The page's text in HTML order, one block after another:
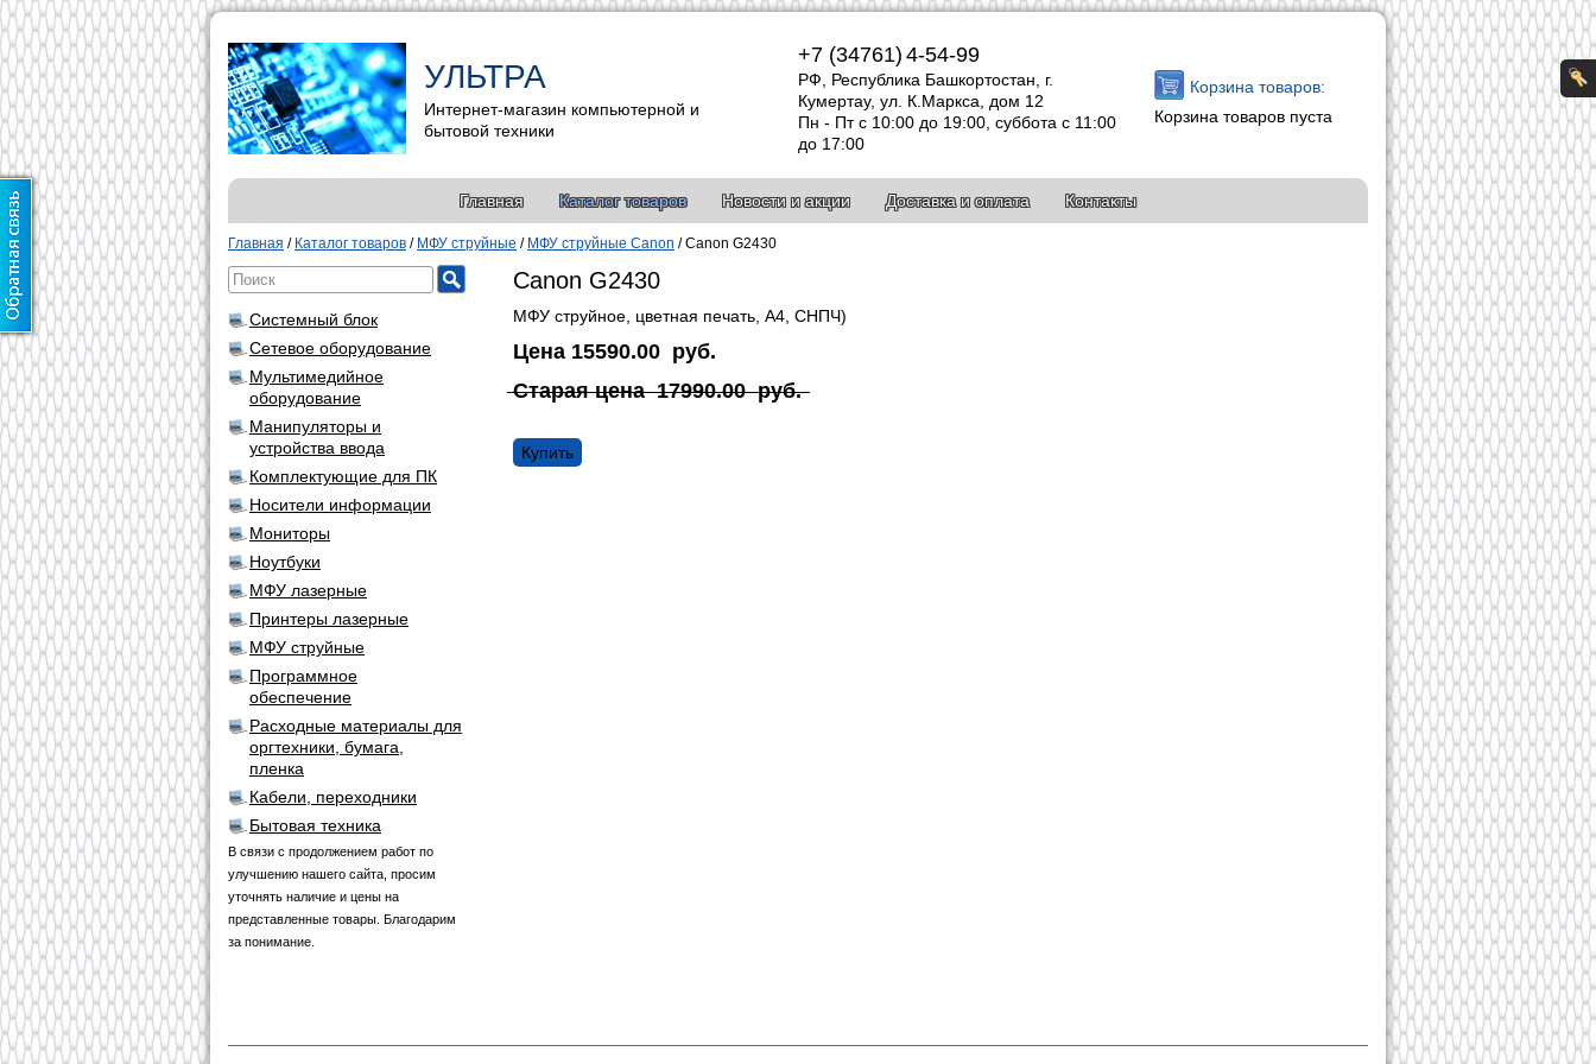
УЛЬТРА
Интернет-магазин компьютерной и
бытовой техники
+7 (34761) 4-54-99
РФ, Республика Башкортостан, г.
Кумертау, ул. К.Маркса, дом 12
Пн - Пт с 10:00 до 19:00, суббота с 11:00
до 17:00
Корзина товаров:
Корзина товаров пуста
Главная Каталог товаров Новости и акции Доставка и оплата Контакты
Главная / Каталог товаров / МФУ струйные / МФУ струйные Canon / Canon G2430
Системный блок
Сетевое оборудование
Мультимедийное
оборудование
Манипуляторы и
устройства ввода
Комплектующие для ПК
Носители информации
Мониторы
Ноутбуки
МФУ лазерные
Принтеры лазерные
МФУ струйные
Программное
обеспечение
Расходные материалы для
оргтехники, бумага,
пленка
Кабели, переходники
Бытовая техника
В связи с продолжением работ по
улучшению нашего сайта, просим
уточнять наличие и цены на
представленные товары. Благодарим
за понимание.
Canon G2430
МФУ струйное, цветная печать, А4, СНПЧ)
Цена 15590.00 руб.
Старая цена 17990.00 руб.
Купить